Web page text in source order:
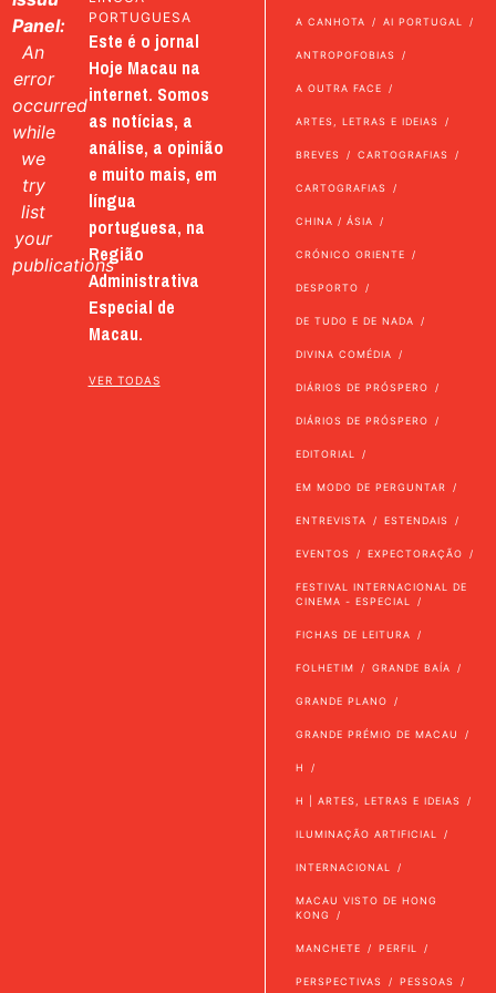
Panel:
An
error
occurred
while
we
try
list
your
publications
PORTUGUESA
Este é o jornal
Hoje Macau na
internet. Somos
as notícias, a
análise, a opinião
e muito mais, em
língua
portuguesa, na
Região
Administrativa
Especial de
Macau.
VER TODAS
A CANHOTA AI PORTUGAL
ANTROPOFOBIAS
A OUTRA FACE
ARTES, LETRAS E IDEIAS
BREVES CARTOGRAFIAS
CARTOGRAFIAS
CHINA / ÁSIA
CRÓNICO ORIENTE
DESPORTO
DE TUDO E DE NADA
DIVINA COMÉDIA
DIÁRIOS DE PRÓSPERO
DIÁRIOS DE PRÓSPERO
EDITORIAL
EM MODO DE PERGUNTAR
ENTREVISTA ESTENDAIS
EVENTOS EXPECTORAÇÃO
FESTIVAL INTERNACIONAL DE
CINEMA - ESPECIAL
FICHAS DE LEITURA
FOLHETIM GRANDE BAÍA
GRANDE PLANO
GRANDE PRÉMIO DE MACAU
H
H | ARTES, LETRAS E IDEIAS
ILUMINAÇÃO ARTIFICIAL
INTERNACIONAL
MACAU VISTO DE HONG
KONG
MANCHETE PERFIL
PERSPECTIVAS PESSOAS